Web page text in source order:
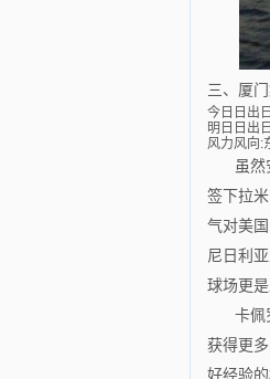
三、厦
今日日出
明日日出
风力风向:
虽
签下拉
气对美
尼日利
球场更
卡佩
获得更
好经验